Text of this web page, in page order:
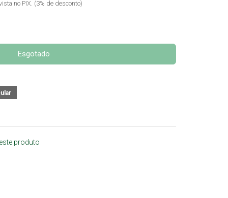
no PIX. (3% de desconto)
Esgotado
produto